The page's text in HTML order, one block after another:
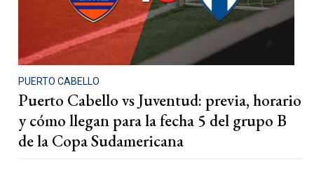
PUERTO CABELLO
Puerto Cabello vs Juventud: previa, horario
y cómo llegan para la fecha 5 del grupo B
de la Copa Sudamericana